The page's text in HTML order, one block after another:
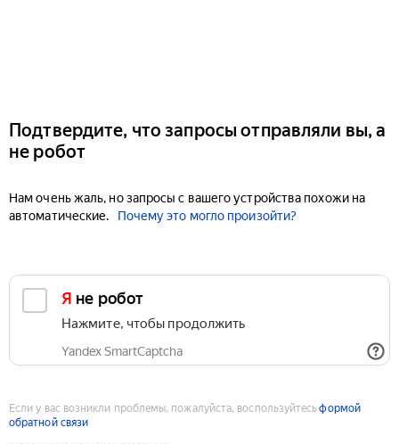
Подтвердите, что запросы отправляли вы, а
не робот
Нам очень жаль, но запросы с вашего устройства похожи на
автоматические.
Почему это могло произойти?
Я не робот
Нажмите, чтобы продолжить
Yandex SmartCaptcha
Если у вас возникли проблемы, пожалуйста, воспользуйтесьформой
обратной связи